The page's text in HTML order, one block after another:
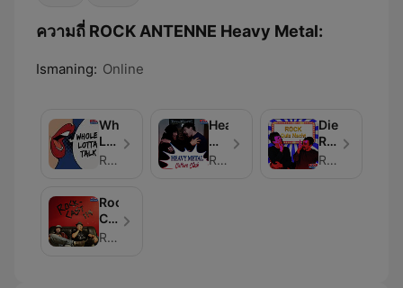
ความถี่ ROCK ANTENNE Heavy Metal:
Ismaning: Online
Whole
Lotta
Talk
that
rock!
ROCK ANTENNE, Interviews with Metallica, Bruce Dickinson, Pop Evil, Glenn Hughes, Hammerfall, Nickelback
Heavy
Metal
Culture
ROCK ANTENNE & Vicious Rumors
Die
ROCK
ANTENNE
ROCK ANTENNE, Rock Quiz, Rock-Fragen
Rock-
Cast
114ROCK ANTENNE, Serum 114, Nils Lang, Junge dein Label